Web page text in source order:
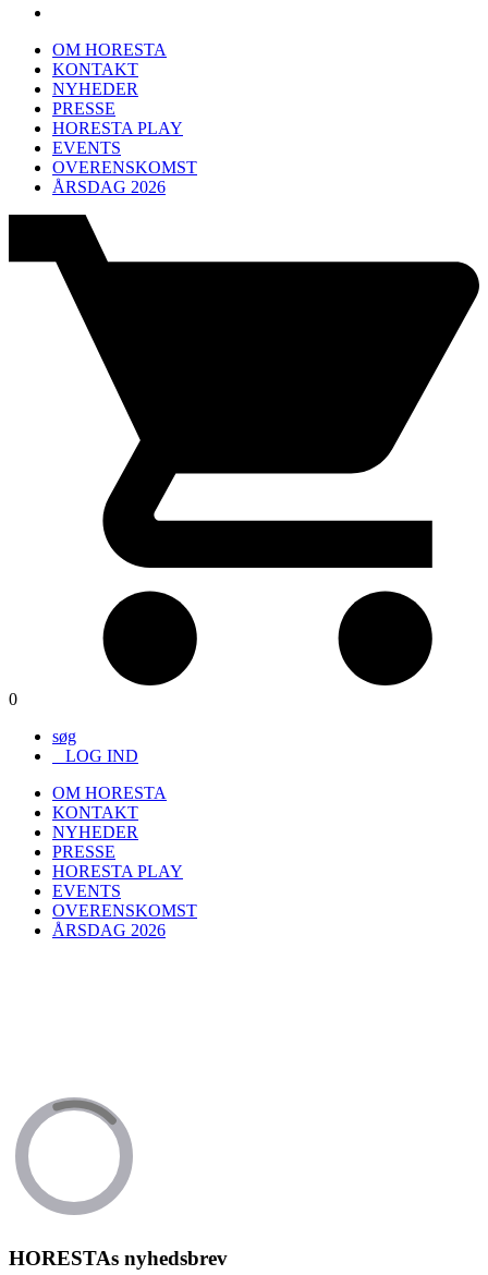
OM HORESTA
KONTAKT
NYHEDER
PRESSE
HORESTA PLAY
EVENTS
OVERENSKOMST
ÅRSDAG 2026
0
søg
LOG IND
OM HORESTA
KONTAKT
NYHEDER
PRESSE
HORESTA PLAY
EVENTS
OVERENSKOMST
ÅRSDAG 2026
HORESTAs nyhedsbrev